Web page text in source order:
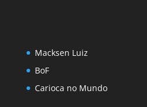
Macksen Luiz
BoF
Carioca no Mundo